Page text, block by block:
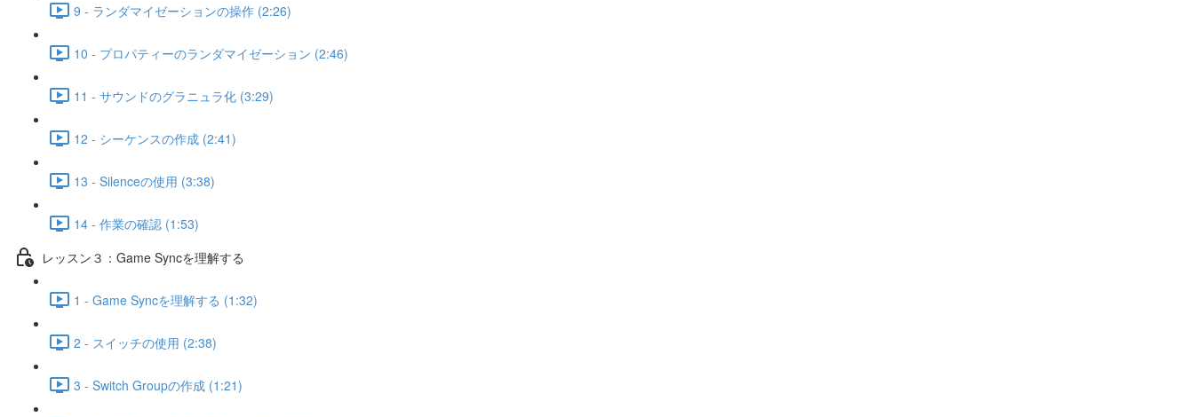
9 - ランダマイゼーションの操作 (2:26)
10 - プロパティーのランダマイゼーション (2:46)
11 - サウンドのグラニュラ化 (3:29)
12 - シーケンスの作成 (2:41)
13 - Silenceの使用 (3:38)
14 - 作業の確認 (1:53)
レッスン３：Game Syncを理解する
1 - Game Syncを理解する (1:32)
2 - スイッチの使用 (2:38)
3 - Switch Groupの作成 (1:21)